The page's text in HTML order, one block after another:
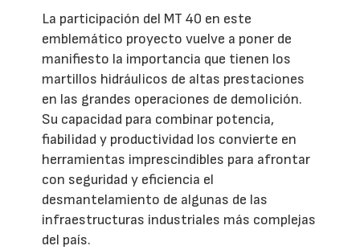
La participación del MT 40 en este
emblemático proyecto vuelve a poner de
manifiesto la importancia que tienen los
martillos hidráulicos de altas prestaciones
en las grandes operaciones de demolición.
Su capacidad para combinar potencia,
fiabilidad y productividad los convierte en
herramientas imprescindibles para afrontar
con seguridad y eficiencia el
desmantelamiento de algunas de las
infraestructuras industriales más complejas
del país.